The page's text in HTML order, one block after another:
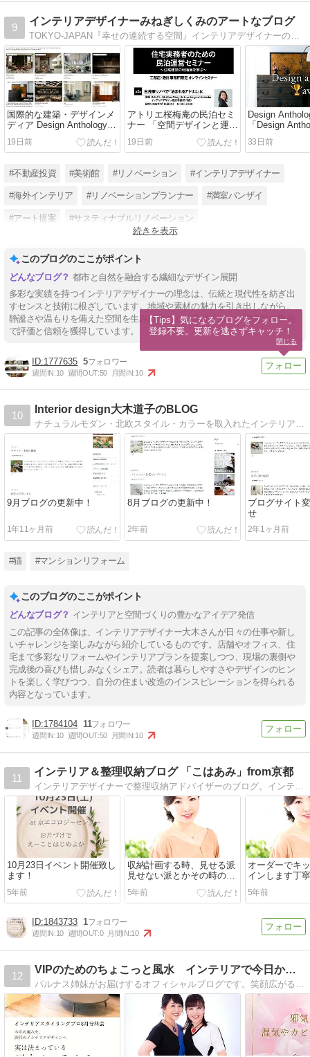
9
インテリアデザイナーみねぎしくみのアートなブログ
TOKYO-JAPAN『幸せの連続する空間』インテリアデザイナーの目線の日常、アート、仕事のブログ。
国際的な建築・デザインメ
ディア Design Anthology
主催 「Design Anthology
Awards」ノミネートのご報
19日前
アトリエ桜梅庵の民泊セミ
ナー 「空間デザインと運営
の実例」
19日前
Design
「Design
Awards」 ブ
ル部門/
33日前
#不動産投資 #美術館 #リノベーション #インテリアデザイナー
#海外インテリア #リノベーションプランナー #満室バンザイ
#アート提案 #サスティナブルリノベーション
#スケルトンリノベーション
続きを表示
このブログのここがポイント
都市と自然を融合する繊細なデザイン展開
多彩な実績を持つインテリアデザイナーの理念は、伝統と現代性を紡ぎ出
すセンスと技術に根ざしています。地域や素材の魅力を引き出しながら、
静謐さや温もりを備えた空間を生み出すことに長けており、国内外の舞台
で評価と信頼を獲得しています。
1777635 5
週間IN:10 週間OUT:50 月間IN:10
10
Interior design大木道子のBLOG
9月ブログの更新中！
1年11ヶ月前
8月ブログの更新中！
2年前
ブログサイト
せ
2年1ヶ月前
#猫 #マンションリフォーム
このブログのここがポイント
インテリアと空間づくりの豊かなアイデア発信
この記事の全体像は、インテリアデザイナー大木さんが日々の仕事や新し
いチャレンジを楽しみながら紹介しているものです。店舗やオフィス、住
宅まで多彩なリフォームやインテリアプランを提案しつつ、現場の裏側や
完成後の喜びも惜しみなくシェア。読者は暮らしやすさやデザインのヒン
トを楽しく学びつつ、自分の住まい改造のインスピレーションを得られる
内容となっています。
1784104 11
週間IN:10 週間OUT:50 月間IN:10
11
インテリア＆整理収納ブログ 「こはあみ」from京都
インテリアデザイナーで整理収納アドバイザーのブログ。インテリアや整理収納、その他生活の諸々を気ままに綴っています。
10月23日イベント開催致し
ます！
5年前
収納計画する時、見せる派
見せない派とかその時のラ
イフステージやお客様の性
格によっても...
5年前
オーダーでキ
インします丁
縁遠い私は食
愛でながら...
5年前
1843733 1
週間IN:10 週間OUT:0 月間IN:10
12
VIPのためのちょこっと風水 インテリアで今日から開運！！
パルナス姉妹がお届けするオフィシャルブログです。笑顔広がる風水インテリアそして開運ライフをお届け致します。
【Tips】気になるブログをフォロー。
登録不要。更新を逃さずキャッチ！
閉じる